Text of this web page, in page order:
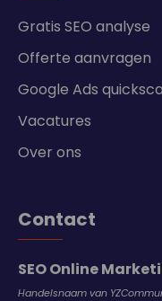
Gratis SEO analyse
Offerte aanvragen
Google Ads
Vacatures
Over ons
Contact
SEO Online
Handelsnaam van